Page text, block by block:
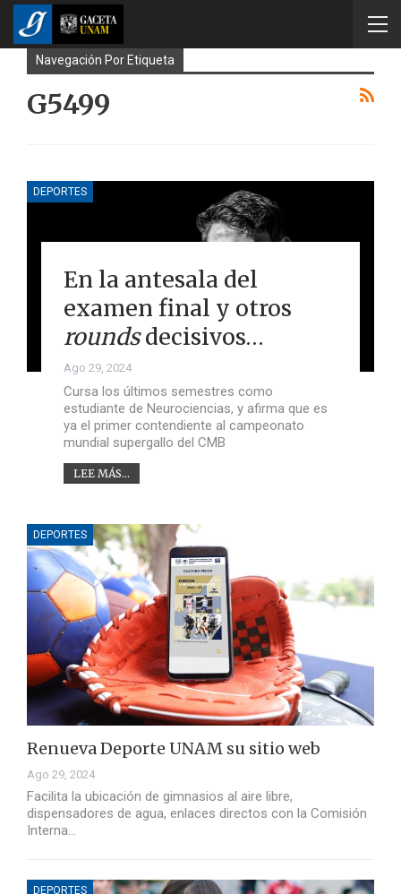
Navegación Por Etiqueta
G5499
DEPORTES
En la antesala del
examen final y otros
roundsdecisivos…
Ago 29, 2024
Cursa los últimos semestres como
estudiante de Neurociencias, y afirma que es
ya el primer contendiente al campeonato
mundial supergallo del CMB
LEE MÁS...
DEPORTES
Renueva Deporte UNAM su sitio web
Ago 29, 2024
Facilita la ubicación de gimnasios al aire libre,
dispensadores de agua, enlaces directos con la Comisión
Interna…
DEPORTES